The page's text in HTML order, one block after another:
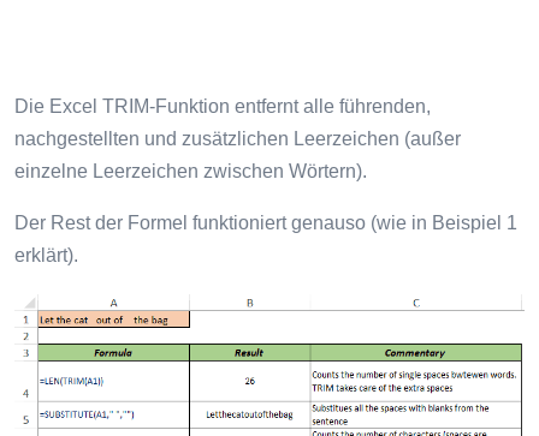
Die Excel TRIM-Funktion entfernt alle führenden,
nachgestellten und zusätzlichen Leerzeichen (außer
einzelne Leerzeichen zwischen Wörtern).
Der Rest der Formel funktioniert genauso (wie in Beispiel 1
erklärt).